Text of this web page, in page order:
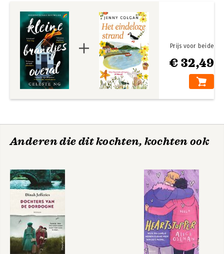
€ 32,49
Prijs voor beide
Anderen die dit kochten, kochten ook